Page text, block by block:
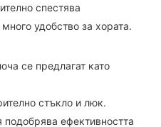
спестява
удобство за хората.
се предлагат като
стъкло и люк.
ефективността